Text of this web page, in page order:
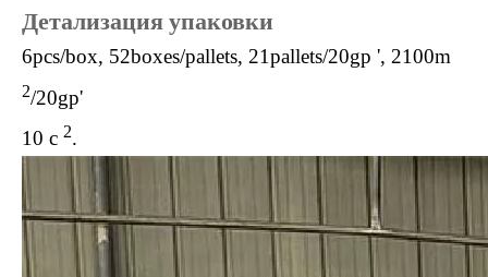
Детализация упаковки
6pcs/box, 52boxes/pallets, 21pallets/20gp ', 2100m
2/20gp'
10 с 2.